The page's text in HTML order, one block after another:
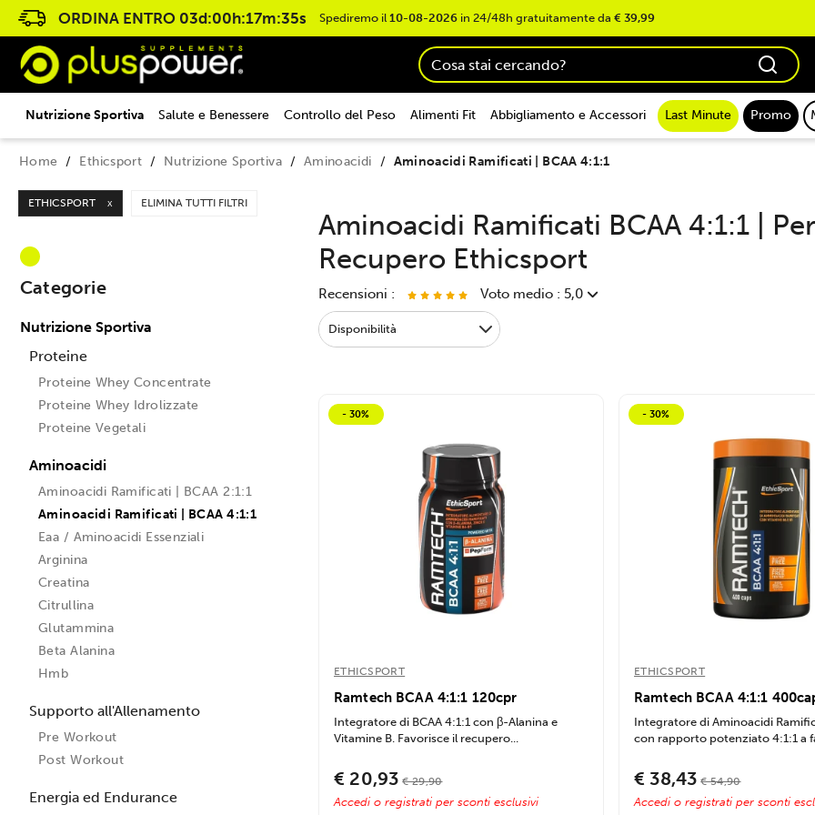
ORDINA ENTRO 03d:00h:17m:34s Spediremo il10-08-2026 in 24/48h gratuitamente da€ 39,99
Nutrizione Sportiva Salute e Benessere Controllo del Peso Alimenti Fit Abbigliamento e Accessori Last Minute Promo
Home Ethicsport Nutrizione Sportiva Aminoacidi Aminoacidi Ramificati | BCAA 4:1:1
ETHICSPORT X ELIMINA TUTTI FILTRI
Categorie
Nutrizione Sportiva
Proteine
Proteine Whey Concentrate
Proteine Whey Idrolizzate
Proteine Vegetali
Aminoacidi
Aminoacidi Ramificati | BCAA 2:1:1
Aminoacidi Ramificati | BCAA 4:1:1
Eaa / Aminoacidi Essenziali
Arginina
Creatina
Citrullina
Glutammina
Beta Alanina
Hmb
Supporto all'Allenamento
Pre Workout
Post Workout
Energia ed Endurance
Aminoacidi Ramificati BCAA 4:1:1 |
Recupero Ethicsport
Recensioni : Voto medio : 5,0
Disponibilità
- 30%
ETHICSPORT
Ramtech BCAA 4:1:1 120cpr
Integratore di BCAA 4:1:1 con β-Alanina e
Vitamine B. Favorisce il recupero...
€ 20,93 € 29,90
Accedi o registrati per sconti esclusivi
- 30%
ETHICSPORT
Ramtech BCAA 4:1:1
Integratore di Aminoacidi
con rapporto potenziato 4:1:1 a
€ 38,43 € 54,90
Accedi o registrati per sconti